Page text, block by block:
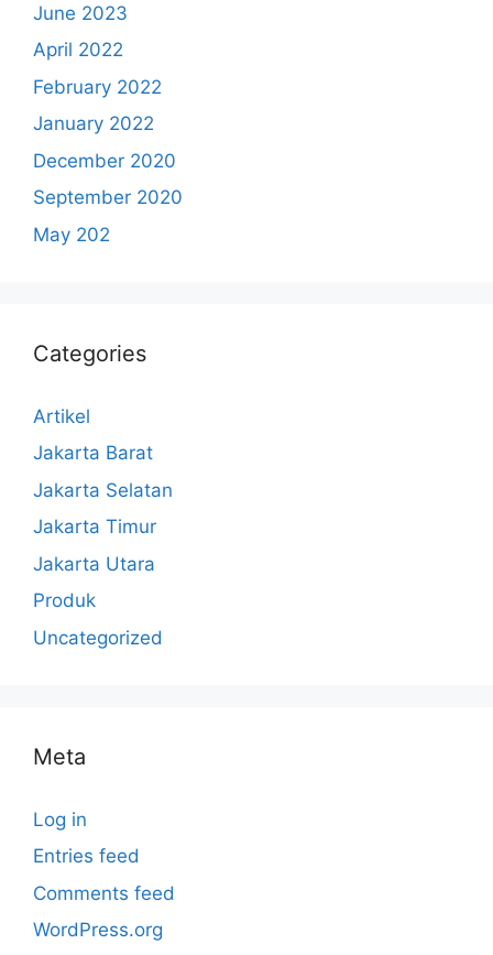
June 2023
April 2022
February 2022
January 2022
December 2020
September 2020
May 202
Categories
Artikel
Jakarta Barat
Jakarta Selatan
Jakarta Timur
Jakarta Utara
Produk
Uncategorized
Meta
Log in
Entries feed
Comments feed
WordPress.org